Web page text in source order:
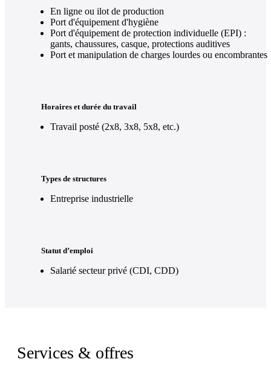
En ligne ou ilot de production
Port d'équipement d'hygiène
Port d'équipement de protection individuelle (EPI) :
gants, chaussures, casque, protections auditives
Port et manipulation de charges lourdes ou encombrantes
Horaires et durée du travail
Travail posté (2x8, 3x8, 5x8, etc.)
Types de structures
Entreprise industrielle
Statut d’emploi
Salarié secteur privé (CDI, CDD)
Services & offres